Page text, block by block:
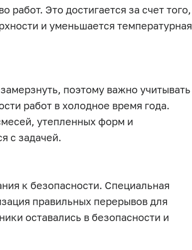
Это достигается за счет того,
и уменьшается температурная
поэтому важно учитывать
работ в холодное время года.
утепленных форм и
с задачей.
к безопасности. Специальная
правильных перерывов для
оставались в безопасности и